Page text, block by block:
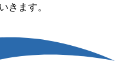
きます。